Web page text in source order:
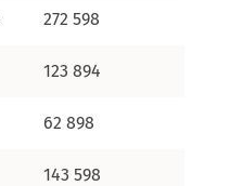
272 598
123 894
62 898
143 598